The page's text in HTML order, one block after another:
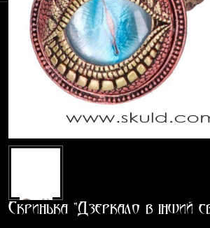
Скринька "Дзеркало в інший